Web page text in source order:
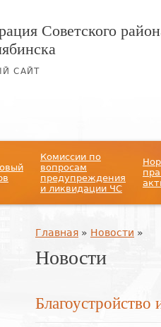
Советского
САЙТ
Комиссии по
вопросам
предупреждения
и ликвидации ЧС
Вы здесь
Главная » Новости »
Новости